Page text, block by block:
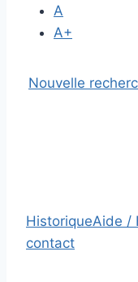
A
A+
Nouvelle
HistoriqueAide /
contact